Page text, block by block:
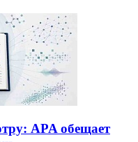
APA обещает